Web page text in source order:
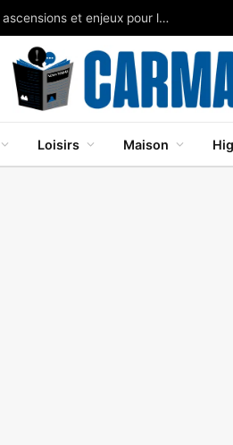
Tour de Burgos 2026 : cinq étapes dévoilées, ascensions et enjeux pour le général
Loisirs Maison